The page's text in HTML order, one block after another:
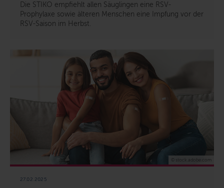
Die STIKO empfiehlt allen Säuglingen eine RSV-
Prophylaxe sowie älteren Menschen eine Impfung vor der
RSV-Saison im Herbst.
27.02.2025
© stock.adobe.com